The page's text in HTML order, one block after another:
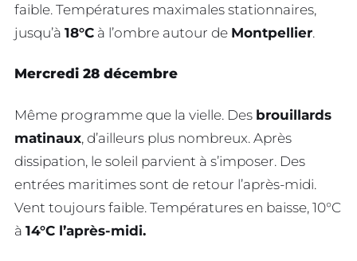
faible. Températures maximales stationnaires,
jusqu’à 18°C à l’ombre autour de Montpellier.
Mercredi 28 décembre
Même programme que la vielle. Des brouillards
matinaux, d’ailleurs plus nombreux. Après
dissipation, le soleil parvient à s’imposer. Des
entrées maritimes sont de retour l’après-midi.
Vent toujours faible. Températures en baisse, 10°C
à 14°C l’après-midi.